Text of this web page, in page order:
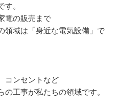
。
電の販売まで
領域は「身近な電気設備」で
コンセントなど
工事が私たちの領域です。